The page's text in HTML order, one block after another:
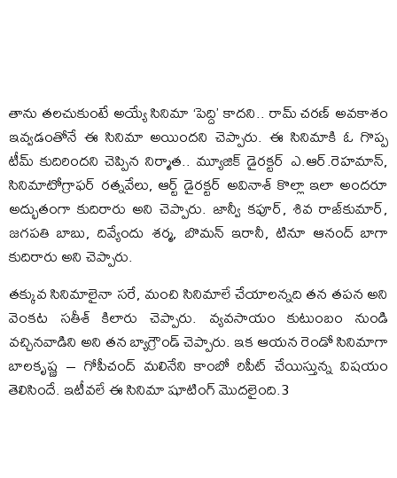
తాను తలచుకుంటే అయ్యే సినిమా ‘పెద్ది’ కాదని.. రామ్‌ చరణ్‌ అవకాశం
ఇవ్వడంతోనే ఈ సినిమా అయిందని చెప్పారు. ఈ సినిమాకి ఓ గొప్ప
టీమ్‌ కుదిరిందని చెప్పిన నిర్మాత.. మ్యూజిక్‌ డైరక్టర్‌ ఎ.ఆర్‌.రెహమాన్‌,
సినిమాటోగ్రాఫర్‌ రత్నవేలు, ఆర్ట్‌ డైరక్టర్‌ అవినాశ్‌ కొల్లా ఇలా అందరూ
అద్భుతంగా కుదిరారు అని చెప్పారు. జాన్వీ కపూర్, శివ రాజ్‌కుమార్,
జగపతి బాబు, దివ్యేందు శర్మ, బొమన్‌ ఇరానీ, టినూ ఆనంద్‌ బాగా
కుదిరారు అని చెప్పారు.
తక్కువ సినిమాలైనా సరే, మంచి సినిమాలే చేయాలన్నది తన తపన అని
వెంకట సతీశ్‌ కిలారు చెప్పారు. వ్యవసాయం కుటుంబం నుండి
వచ్చినవాడిని అని తన బ్యాగ్రౌండ్‌ చెప్పారు. ఇక ఆయన రెండో సినిమాగా
బాలకృష్ణ – గోపీచంద్‌ మలినేని కాంబో రిపీట్‌ చేయిస్తున్న విషయం
తెలిసిందే. ఇటీవలే ఈ సినిమా షూటింగ్‌ మొదలైంది.3